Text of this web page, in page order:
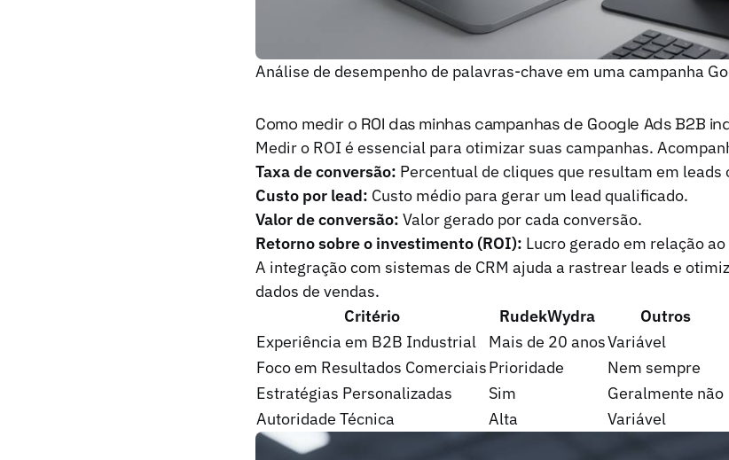
Análise de desempenho de palavras-chave em uma campanha
Como medir o ROI das minhas campanhas de Google Ads B2B
Medir o ROI é essencial para otimizar suas campanhas.
Taxa de conversão: Percentual de cliques que resultam em leads
Custo por lead: Custo médio para gerar um lead qualificado.
Valor de conversão: Valor gerado por cada conversão.
Retorno sobre o investimento (ROI): Lucro gerado em relação
A integração com sistemas de CRM ajuda a rastrear leads e
dados de vendas.
Critério
RudekWydra
Outros
Experiência em B2B Industrial
Mais de 20 anosVariável
Foco em Resultados ComerciaisPrioridade
Nem sempre
Estratégias Personalizadas
Sim
Geralmente não
Autoridade Técnica
Alta Variável